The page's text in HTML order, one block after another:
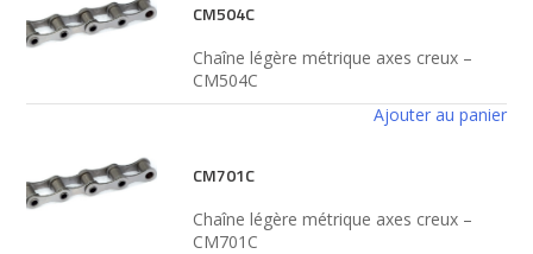
CM504C
Chaîne légère métrique axes creux –
CM504C
Ajouter au panier
CM701C
Chaîne légère métrique axes creux –
CM701C